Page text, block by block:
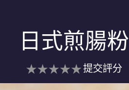
日式煎腸粉
没
有
提交評分